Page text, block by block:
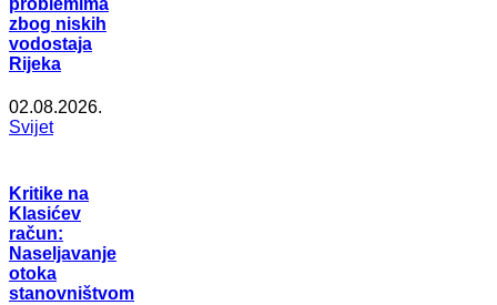
zbog niskih
vodostaja
Rijeka
02.08.2026.
Svijet
Kritike na
Klasićev
račun:
Naseljavanje
otoka
stanovništvom